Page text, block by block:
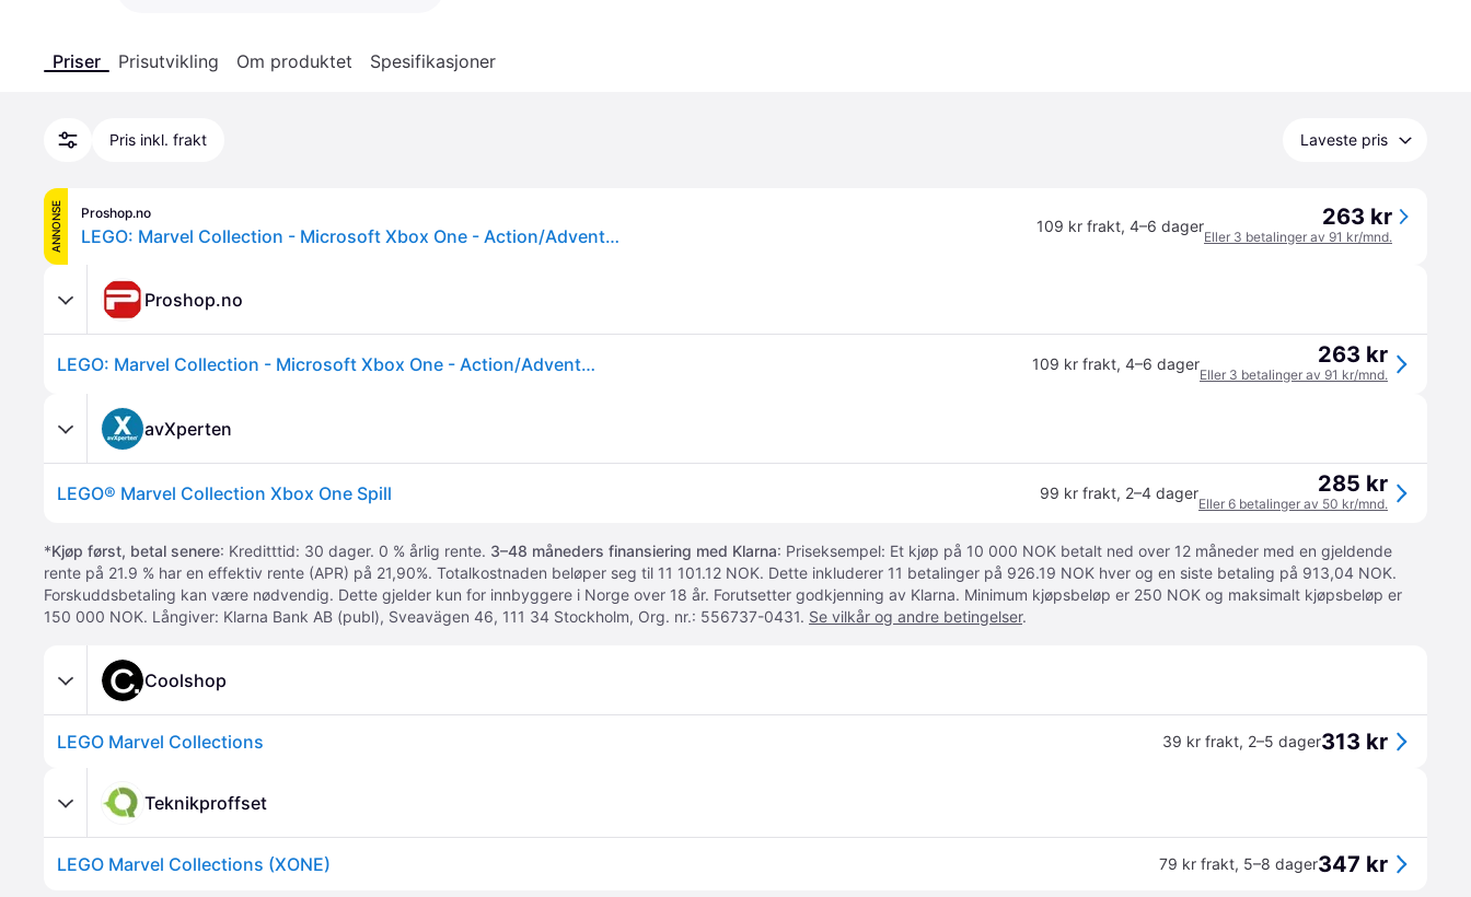
Priser Prisutvikling Om produktet Spesifikasjoner
Pris inkl. frakt Laveste pris
ANNONSE Proshop.no
LEGO: Marvel Collection - Microsoft Xbox One - Action/Adventure 109 kr frakt, 4–6 dager 263 kr
Eller 3 betalinger av 91 kr/mnd.
Proshop.no
LEGO: Marvel Collection - Microsoft Xbox One - Action/Adventure 109 kr frakt, 4–6 dager 263 kr
Eller 3 betalinger av 91 kr/mnd.
avXperten
LEGO® Marvel Collection Xbox One Spill 99 kr frakt, 2–4 dager 285 kr
Eller 6 betalinger av 50 kr/mnd.
*Kjøp først, betal senere: Kreditttid: 30 dager. 0 % årlig rente. 3–48 måneders finansiering med Klarna: Priseksempel: Et kjøp på 10 000 NOK betalt ned over 12 måneder med en gjeldende
rente på 21.9 % har en effektiv rente (APR) på 21,90%. Totalkostnaden beløper seg til 11 101.12 NOK. Dette inkluderer 11 betalinger på 926.19 NOK hver og en siste betaling på 913,04 NOK.
Forskuddsbetaling kan være nødvendig. Dette gjelder kun for innbyggere i Norge over 18 år. Forutsetter godkjenning av Klarna. Minimum kjøpsbeløp er 250 NOK og maksimalt kjøpsbeløp er
150 000 NOK. Långiver: Klarna Bank AB (publ), Sveavägen 46, 111 34 Stockholm, Org. nr.: 556737-0431. Se vilkår og andre betingelser.
Coolshop
LEGO Marvel Collections 39 kr frakt, 2–5 dager313 kr
Teknikproffset
LEGO Marvel Collections (XONE) 79 kr frakt, 5–8 dager347 kr